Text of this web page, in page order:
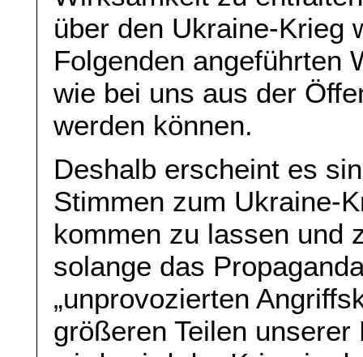
über den Ukraine-Krieg
Folgenden angeführten
wie bei uns aus der
werden können.
Deshalb erscheint es
Stimmen zum Ukraine-
kommen zu lassen und
solange das
„unprovozierten
größeren Teilen